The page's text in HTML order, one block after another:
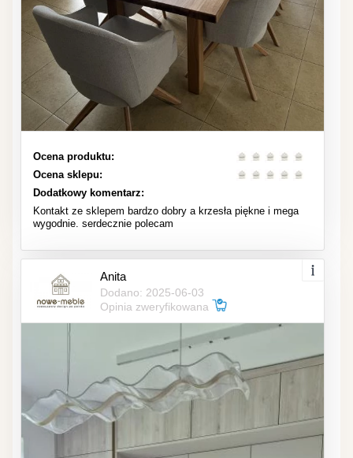
Ocena produktu:
Ocena sklepu:
Dodatkowy komentarz:
Kontakt ze sklepem bardzo dobry a krzesła piękne i mega
wygodnie. serdecznie polecam
Anita
Dodano: 2025-06-03
Opinia zweryfikowana